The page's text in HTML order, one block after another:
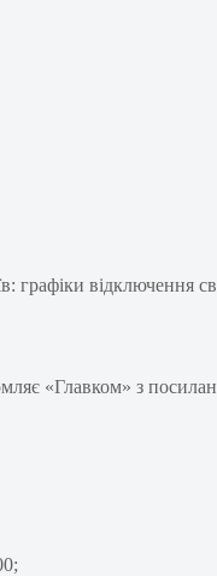
«Главком» з